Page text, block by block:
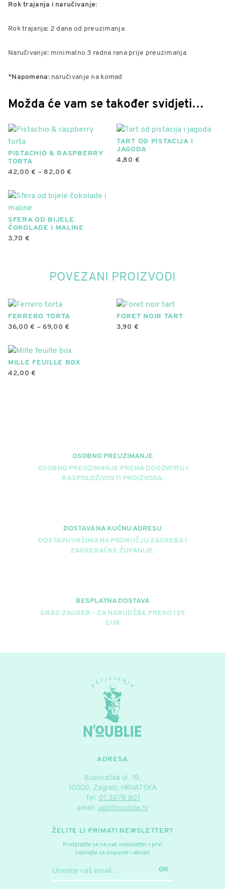
Rok trajanja i naručivanje:
Rok trajanja: 2 dana od preuzimanja
Naručivanje: minimalno 3 radna rana prije preuzimanja
*Napomena: naručivanje na komad
Možda će vam se također svidjeti…
PISTACHIO & RASPBERRY
TORTA
42,00€ – 82,00€
42,00 €
proizvod
ima
više
varijanti.
Opcije
stranici
proizvoda
TART OD PISTACIJA I
JAGODA
4,80 €
SFERA OD BIJELE
ČOKOLADE I MALINE
3,70 €
POVEZANI PROIZVODI
FERRERO TORTA
36,00€ – 69,00€
36,00 €
69,00 €
proizvod
ima
više
proizvoda
FORET NOIR TART
3,90 €
MILLE FEUILLE BOX
42,00€
OSOBNO PREUZIMANJE
OSOBNO PREUZIMANJE PREMA DOGOVORU I
RASPOLOŽIVOSTI PROIZVODA.
DOSTAVA NA KUĆNU ADRESU
DOSTAVU VRŠIMO NA PODRUČJU ZAGREBA I
ZAGREBAČKE ŽUPANIJE.
BESPLATNA DOSTAVA
GRAD ZAGREB – ZA NARUDŽBE PREKO 125
EUR
ADRESA
Busovačka ul. 19,
10000, Zagreb, HRVATSKA
Tel: 01 3879 801
email: upit@noublie.hr
ŽELITE LI PRIMATI NEWSLETTER?
Pretplatite se na naš newsletter i prvi
saznajte za popuste i akcije!
OK